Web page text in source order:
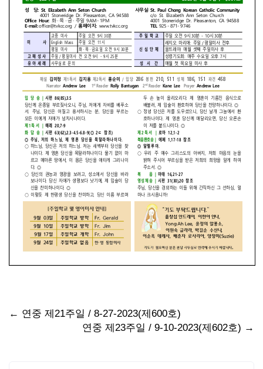
Post
navigation
← 연중 제21주일 / 8-27-2023(제600호)
연중 제23주일 / 9-10-2023(제602호) →